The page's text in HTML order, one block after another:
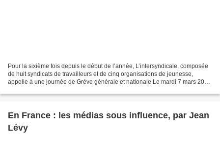
Pour la sixième fois depuis le début de l’année, L’intersyndicale, composée
de huit syndicats de travailleurs et de cinq organisations de jeunesse,
appelle à une journée de Grève générale et nationale Le mardi 7 mars 2023
En France : les médias sous influence, par Jean
Lévy